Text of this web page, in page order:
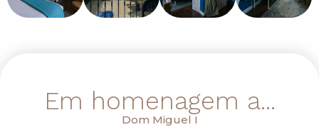
Em homenagem a...
Dom Miguel I